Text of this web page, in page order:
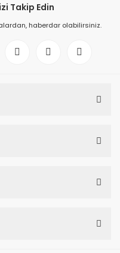
Takip Edin
haberdar olabilirsiniz.